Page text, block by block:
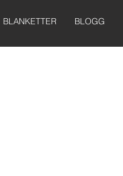
BLANKETTER BLOGG